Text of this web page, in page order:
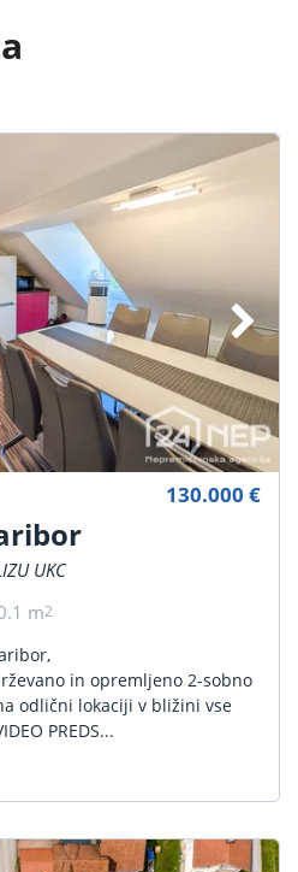
UKC
m2
130.000 €
in opremljeno 2-sobno
odlični lokaciji v bližini vse
PREDS...